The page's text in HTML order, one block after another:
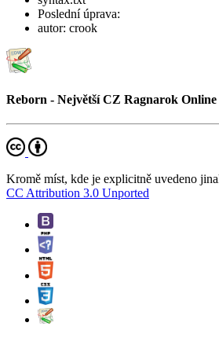
Poslední úprava:
autor: crook
Reborn - Největší CZ Ragnarok Online
Kromě míst, kde je explicitně uvedeno
CC Attribution 3.0 Unported